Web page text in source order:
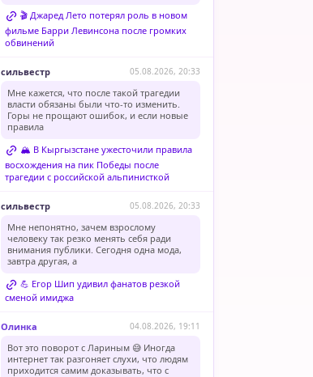
🎬 Джаред Лето потерял роль в новом
фильме Барри Левинсона после громких
обвинений
сильвестр 05.08.2026, 20:33
Мне кажется, что после такой трагедии
власти обязаны были что-то изменить.
Горы не прощают ошибок, и если новые
правила
🏔️ В Кыргызстане ужесточили правила
восхождения на пик Победы после
трагедии с российской альпинисткой
сильвестр 05.08.2026, 20:33
Мне непонятно, зачем взрослому
человеку так резко менять себя ради
внимания публики. Сегодня одна мода,
завтра другая, а
💪 Егор Шип удивил фанатов резкой
сменой имиджа
Олинка 04.08.2026, 19:11
Вот это поворот с Лариным 😅 Иногда
интернет так разгоняет слухи, что людям
приходится самим доказывать, что с